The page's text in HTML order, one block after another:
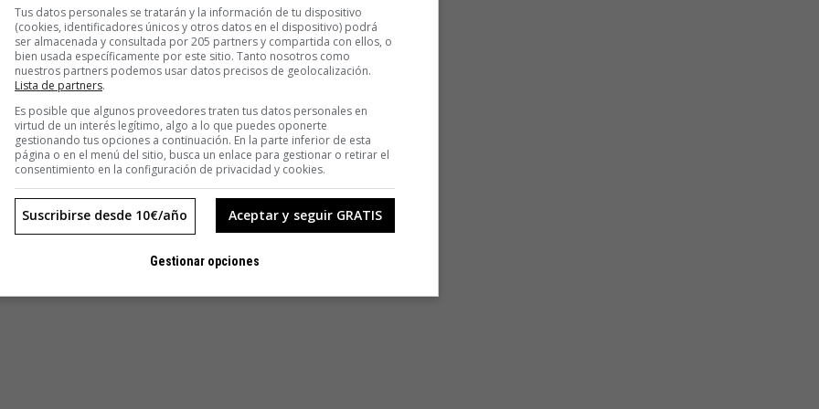
sus preciadas creaciones convertidas en pequeñas
al Tuenti, sin ninguna experiencia sexual real. Tecnología
para eso nos pagan”, dirán ellos. Pues claro que sí,
y más cuando se extiende al mundo entero.
el trasero como la actriz Scarlett Johansson
Tus datos personales se tratarán y la información de tu dispositivo
(cookies, identificadores únicos y otros datos en el dispositivo) podrá
ser almacenada y consultada por 205 partners y compartida con ellos, o
bien usada específicamente por este sitio. Tanto nosotros como
nuestros partners podemos usar datos precisos de geolocalización.
Lista de partners.
Es posible que algunos proveedores traten tus datos personales en
virtud de un interés legítimo, algo a lo que puedes oponerte
gestionando tus opciones a continuación. En la parte inferior de esta
página o en el menú del sitio, busca un enlace para gestionar o retirar el
consentimiento en la configuración de privacidad y cookies.
Aceptar y seguir GRATIS
Suscribirse desde 10€/año
Gestionar opciones